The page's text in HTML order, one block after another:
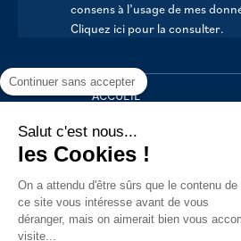
consens à l’usage de mes
Cliquez ici pour la consulter.
ACCUEIL
VOTRE MAIRIE
VOTRE QUOTIDIEN
AU FIL DE LA VIE
LOISIRS
Continuer sans accepter
Salut c'est nous...
les Cookies !
On a attendu d'être sûrs que le contenu de
ce site vous intéresse avant de vous
déranger, mais on aimerait bien vous
visite...